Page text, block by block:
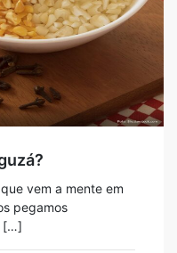
vem a mente em
pegamos
[…]